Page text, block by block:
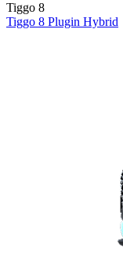
Tiggo 8
Tiggo 8 Plugin Hybrid